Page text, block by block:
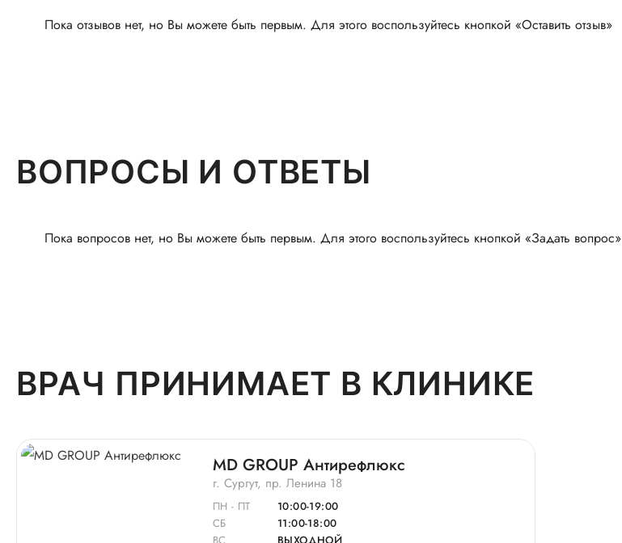
Пока отзывов нет, но Вы можете быть первым. Для этого воспользуйтесь кнопкой «Оставить отзыв»
ВОПРОСЫ И ОТВЕТЫ
Пока вопросов нет, но Вы можете быть первым. Для этого воспользуйтесь кнопкой «Задать вопрос»
ВРАЧ ПРИНИМАЕТ В КЛИНИКЕ
MD GROUP Антирефлюкс
г. Сургут, пр. Ленина 18
ПН - ПТ
10:00-19:00
СБ
11:00-18:00